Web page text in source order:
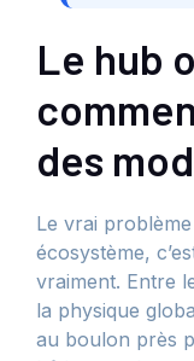
Le hub
des
Le vrai
écosystème,
vraiment. Entre
la physique
au boulon près